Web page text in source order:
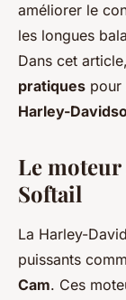
améliorer le
les longues
Dans cet
pratiques pour
Harley-
Le
Softail
La Harley-
puissants
Cam. Ces